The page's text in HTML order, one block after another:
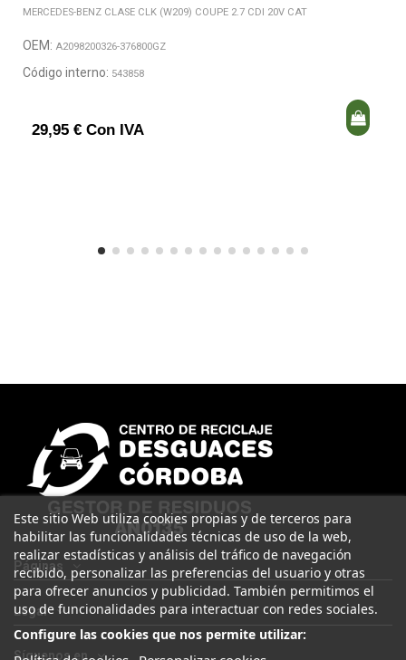
MERCEDES-BENZ CLASE CLK (W209) COUPE 2.7 CDI 20V CAT
OEM: A2098200326-376800GZ
Código interno: 543858
29,95 € Con IVA
Páginas
Legal
Este sitio Web utiliza cookies propias y de terceros para
habilitar las funcionalidades técnicas de uso de la web,
realizar estadísticas y análisis del tráfico de navegación
recibido, personalizar las preferencias del usuario y otras
para ofrecer anuncios y publicidad. También permitimos el
uso de funcionalidades para interactuar con redes sociales.
Configure las cookies que nos permite utilizar:
Síguenos en